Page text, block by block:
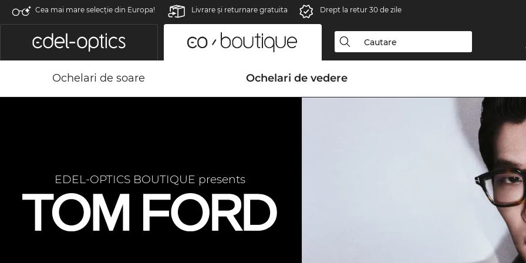
Cea mai mare selecție din Europa! Livrare şi returnare gratuita Drept la retur 30 de zile
Ochelari de soare Ochelari de vedere
EDEL-OPTICS BOUTIQUE presents